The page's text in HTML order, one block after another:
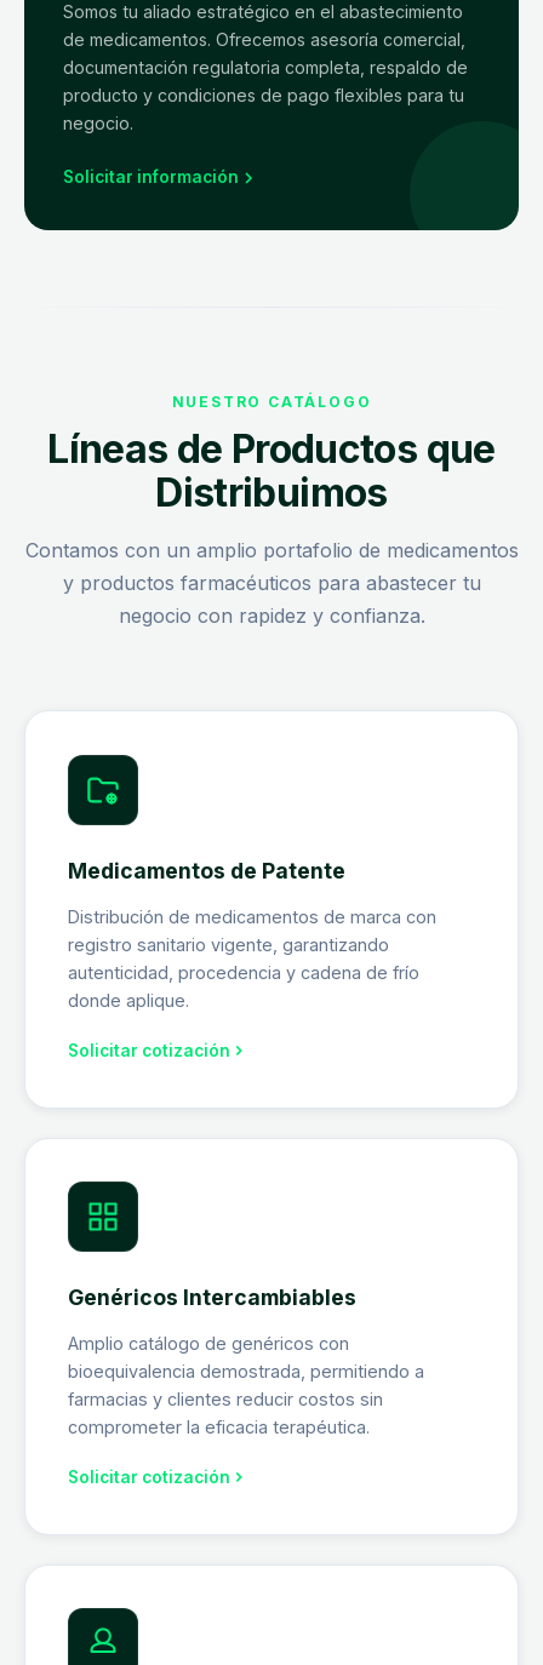
Somos tu aliado estratégico en el abastecimiento
de medicamentos. Ofrecemos asesoría comercial,
documentación regulatoria completa, respaldo de
producto y condiciones de pago flexibles para tu
negocio.
Solicitar información
NUESTRO CATÁLOGO
Líneas de Productos que
Distribuimos
Contamos con un amplio portafolio de medicamentos
y productos farmacéuticos para abastecer tu
negocio con rapidez y confianza.
Medicamentos de Patente
Distribución de medicamentos de marca con
registro sanitario vigente, garantizando
autenticidad, procedencia y cadena de frío
donde aplique.
Solicitar cotización
Genéricos Intercambiables
Amplio catálogo de genéricos con
bioequivalencia demostrada, permitiendo a
farmacias y clientes reducir costos sin
comprometer la eficacia terapéutica.
Solicitar cotización